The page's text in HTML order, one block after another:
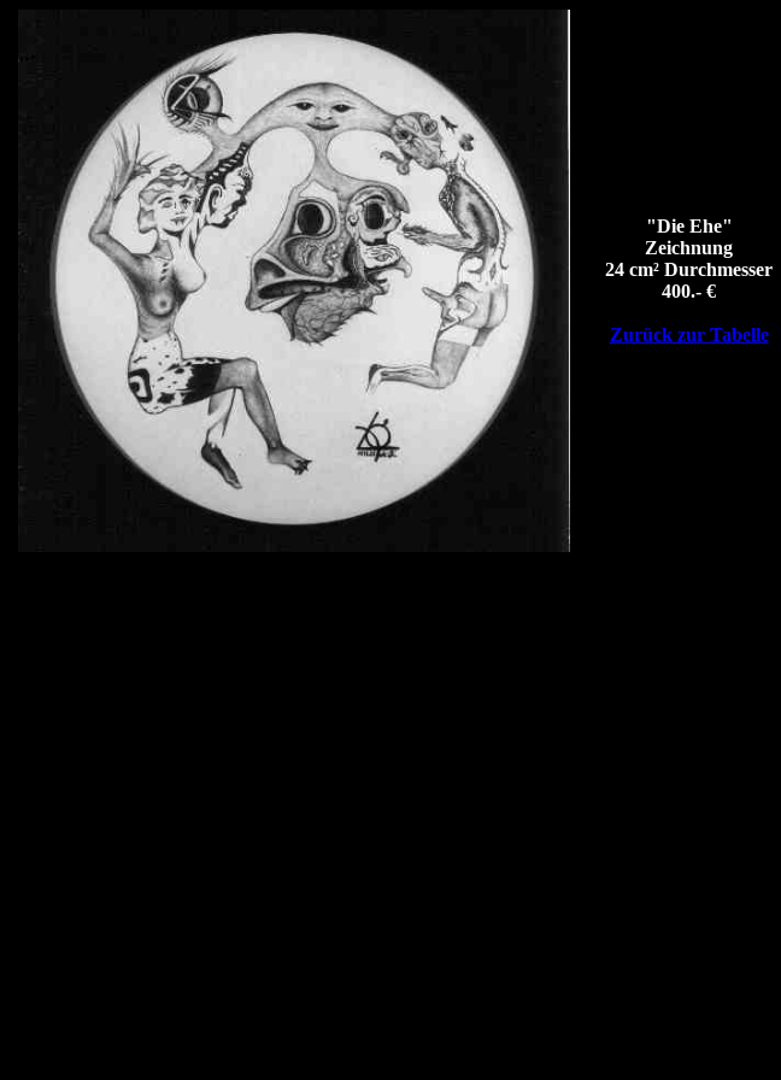
"Die Ehe"
Zeichnung
24 cm² Durchmesser
400.- €
Zurück zur Tabelle